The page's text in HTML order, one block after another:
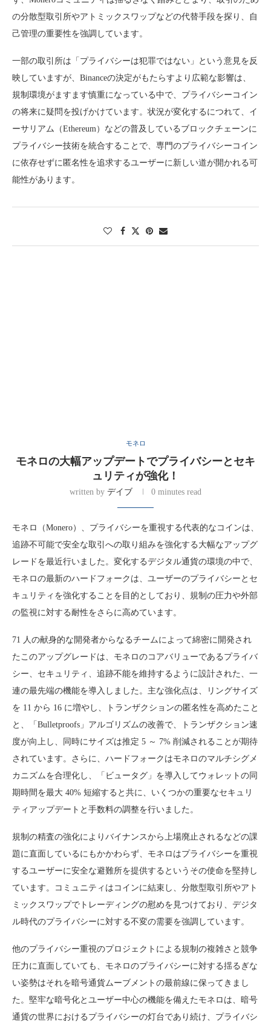
の分散型取引所やアトミックスワップなどの代替手段を探り、自
己管理の重要性を強調しています。
一部の取引所は「プライバシーは犯罪ではない」という意見を反
映していますが、Binanceの決定がもたらすより広範な影響は、
規制環境がますます慎重になっている中で、プライバシーコイン
の将来に疑問を投げかけています。状況が変化するにつれて、イ
ーサリアム（Ethereum）などの普及しているブロックチェーンに
プライバシー技術を統合することで、専門のプライバシーコイン
に依存せずに匿名性を追求するユーザーに新しい道が開かれる可
能性があります。
モネロ
モネロの大幅アップデートでプライバシーとセキ
ュリティが強化！
written by デイブ 0 minutes read
モネロ（Monero）、プライバシーを重視する代表的なコインは、
追跡不可能で安全な取引への取り組みを強化する大幅なアップグ
レードを最近行いました。変化するデジタル通貨の環境の中で、
モネロの最新のハードフォークは、ユーザーのプライバシーとセ
キュリティを強化することを目的としており、規制の圧力や外部
の監視に対する耐性をさらに高めています。
71 人の献身的な開発者からなるチームによって綿密に開発され
たこのアップグレードは、モネロのコアバリューであるプライバ
シー、セキュリティ、追跡不能を維持するように設計された、一
連の最先端の機能を導入しました。主な強化点は、リングサイズ
を 11 から 16 に増やし、トランザクションの匿名性を高めたこと
と、「Bulletproofs」アルゴリズムの改善で、トランザクション速
度が向上し、同時にサイズは推定 5 ～ 7% 削減されることが期待
されています。さらに、ハードフォークはモネロのマルチシグメ
カニズムを合理化し、「ビュータグ」を導入してウォレットの同
期時間を最大 40% 短縮すると共に、いくつかの重要なセキュリ
ティアップデートと手数料の調整を行いました。
規制の精査の強化によりバイナンスから上場廃止されるなどの課
題に直面しているにもかかわらず、モネロはプライバシーを重視
するユーザーに安全な避難所を提供するというその使命を堅持し
ています。コミュニティはコインに結束し、分散型取引所やアト
ミックスワップでトレーディングの慰めを見つけており、デジタ
ル時代のプライバシーに対する不変の需要を強調しています。
他のプライバシー重視のプロジェクトによる規制の複雑さと競争
圧力に直面していても、モネロのプライバシーに対する揺るぎな
い姿勢はそれを暗号通貨ムーブメントの最前線に保ってきまし
た。堅牢な暗号化とユーザー中心の機能を備えたモネロは、暗号
通貨の世界におけるプライバシーの灯台であり続け、プライバシ